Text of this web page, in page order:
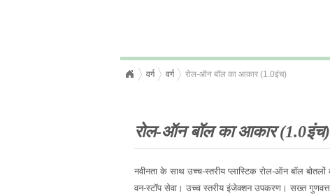
वर्ग वर्ग रोल-ऑन बॉल का आकार (1.0इंच)
रोल-ऑन बॉल का आकार (1.0इंच)
नवीनता के साथ उच्च-स्तरीय प्लास्टिक रोल-ऑन बॉल बोतलों
वन-स्टॉप सेवा। उच्च स्तरीय इंजेक्शन उपकरण। सख्त गुणवत्ता